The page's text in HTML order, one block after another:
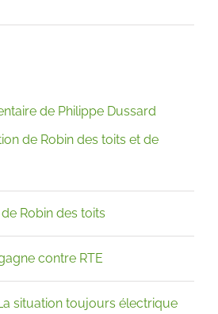
de Philippe Dussard
de Robin des toits et de
de Robin des toits
contre RTE
situation toujours électrique